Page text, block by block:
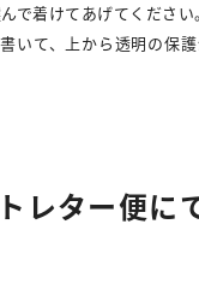
着けてあげてください。
て、上から透明の保
レター便に